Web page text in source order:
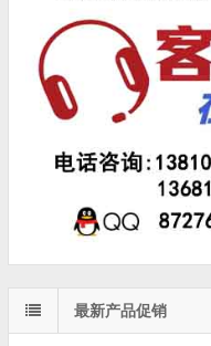
最新产品促销